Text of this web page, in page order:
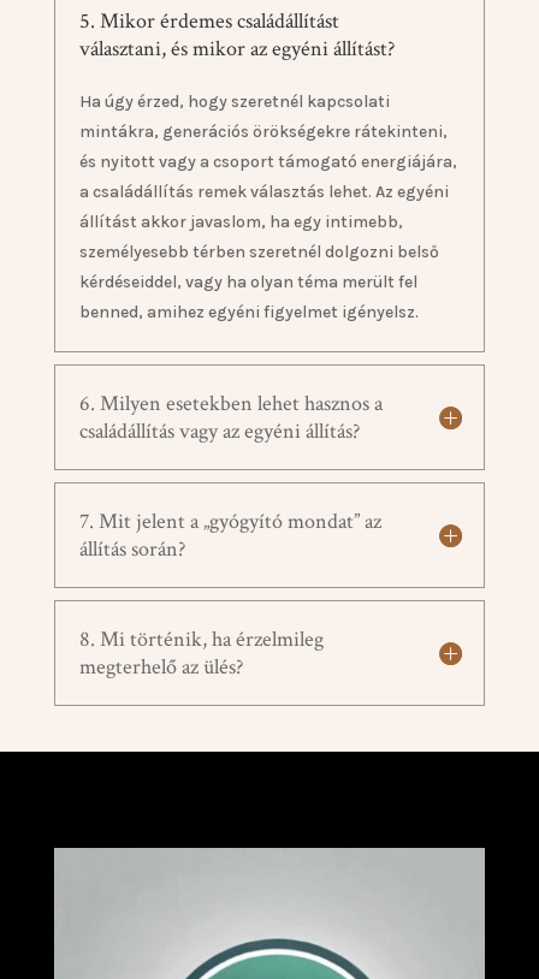
5. Mikor érdemes családállítást
választani, és mikor az egyéni állítást?
Ha úgy érzed, hogy szeretnél kapcsolati
mintákra, generációs örökségekre rátekinteni,
és nyitott vagy a csoport támogató energiájára,
a családállítás remek választás lehet. Az egyéni
állítást akkor javaslom, ha egy intimebb,
személyesebb térben szeretnél dolgozni belső
kérdéseiddel, vagy ha olyan téma merült fel
benned, amihez egyéni figyelmet igényelsz.
6. Milyen esetekben lehet hasznos a
családállítás vagy az egyéni állítás?
7. Mit jelent a „gyógyító mondat” az
állítás során?
8. Mi történik, ha érzelmileg
megterhelő az ülés?